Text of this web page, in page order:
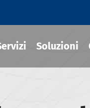
Soluzioni